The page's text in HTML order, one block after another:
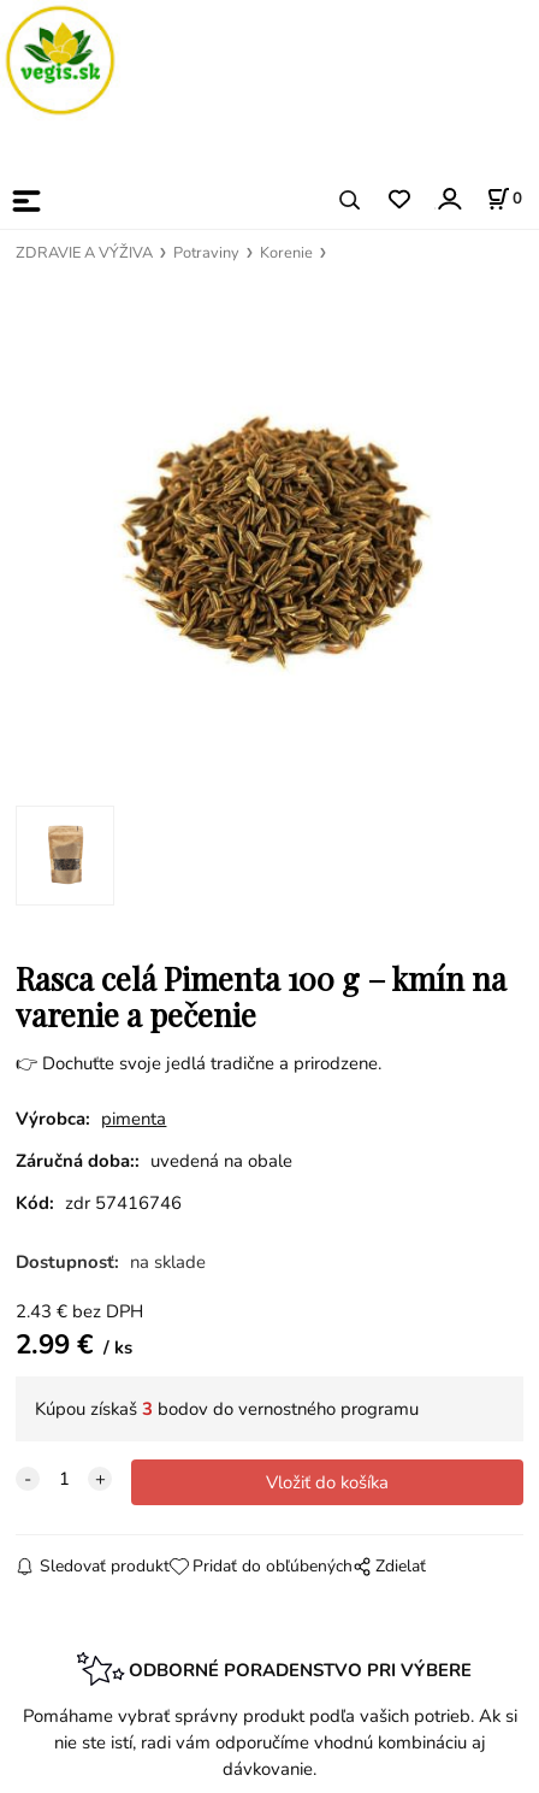
0
ZDRAVIE A VÝŽIVA Potraviny Korenie
Rasca celá Pimenta 100 g – kmín na
varenie a pečenie
👉 Dochuťte svoje jedlá tradične a prirodzene.
Výrobca: pimenta
Záručná doba:: uvedená na obale
Kód: zdr 57416746
Dostupnosť: na sklade
2.43 € bez DPH
2.99€ ks
Kúpou získaš3 bodov do vernostného programu
Sledovať produkt Pridať do obľúbených Zdielať
ODBORNÉ PORADENSTVO PRI VÝBERE
Pomáhame vybrať správny produkt podľa vašich potrieb. Ak si
nie ste istí, radi vám odporučíme vhodnú kombináciu aj
dávkovanie.